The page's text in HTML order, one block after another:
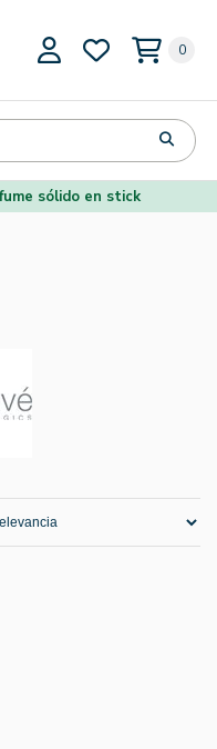
0
sólido en stick